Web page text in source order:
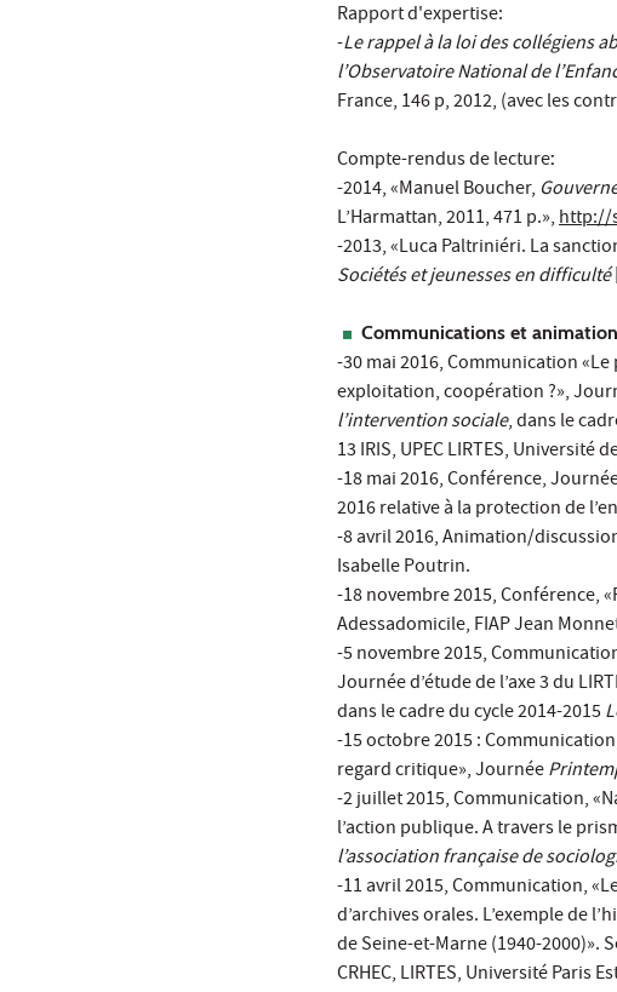
Rapport d'expertise:
-Le rappel à la loi des collégiens
l’Observatoire National de
France, 146 p, 2012, (avec les
Compte-rendus de lecture:
-2014, «Manuel Boucher,
L’Harmattan, 2011, 471 p.»,http://
-2013, «Luca Paltriniéri. La
Sociétés et jeunesses en difficulté
Communications et
-30 mai 2016, Communication
exploitation, coopération ?»,
l’intervention sociale, dans le
13 IRIS, UPEC LIRTES, Université
-18 mai 2016, Conférence,
2016 relative à la protection de
-8 avril 2016, Animation/
Isabelle Poutrin.
-18 novembre 2015, Conférence,
Adessadomicile, FIAP Jean
-5 novembre 2015,
Journée d’étude de l’axe 3 du
dans le cadre du cycle 2014-2015
-15 octobre 2015 :
regard critique», Journée
-2 juillet 2015, Communication,
l’action publique. A travers le
l’association française de
-11 avril 2015, Communication,
d’archives orales. L’exemple de
de Seine-et-Marne (1940-2000)».
CRHEC, LIRTES, Université Paris